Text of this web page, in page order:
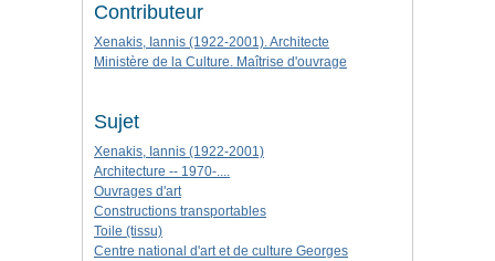
Contributeur
Xenakis, Iannis (1922-2001). Architecte
Ministère de la Culture. Maîtrise d'ouvrage
Sujet
Xenakis, Iannis (1922-2001)
Architecture -- 1970-....
Ouvrages d'art
Constructions transportables
Toile (tissu)
Centre national d'art et de culture Georges